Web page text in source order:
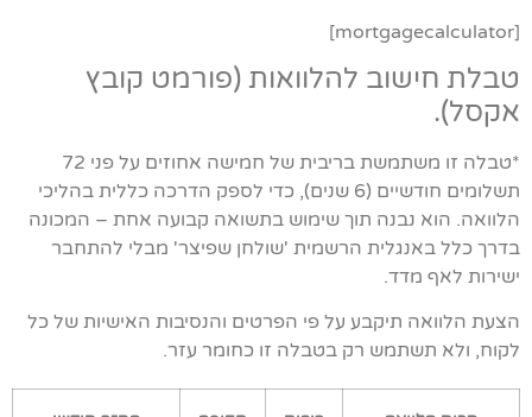
[mortgagecalculator]
טבלת חישוב להלוואות (פורמט קובץ
אקסל).
*טבלה זו משתמשת בריבית של חמישה אחוזים על פני 72
תשלומים חודשיים (6 שנים), כדי לספק הדרכה כללית בהליכי
הלוואה. הוא נבנה תוך שימוש בתשואה קבועה אחת – המכונה
בדרך כלל באנגלית הרשמית 'שולחן שפיצר' מבלי להתחבר
ישירות לאף מדד.
הצעת הלוואה תיקבע על פי הפרטים והנסיבות האישיות של כל
לקוח, ולא תשתמש רק בטבלה זו כחומר עזר.